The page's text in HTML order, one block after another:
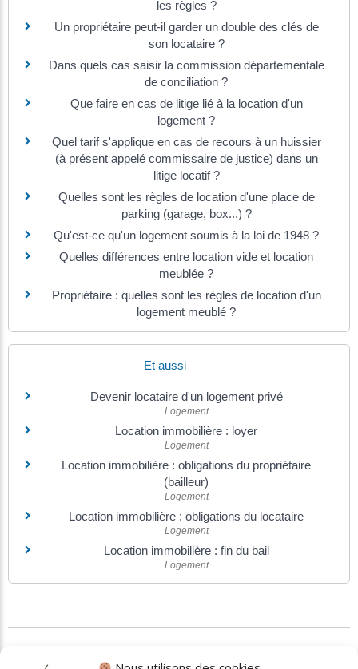
les règles ?
Un propriétaire peut-il garder un double des clés de
son locataire ?
Dans quels cas saisir la commission départementale
de conciliation ?
Que faire en cas de litige lié à la location d'un
logement ?
Quel tarif s'applique en cas de recours à un huissier
(à présent appelé commissaire de justice) dans un
litige locatif ?
Quelles sont les règles de location d'une place de
parking (garage, box...) ?
Qu'est-ce qu'un logement soumis à la loi de 1948 ?
Quelles différences entre location vide et location
meublée ?
Propriétaire : quelles sont les règles de location d'un
logement meublé ?
Et aussi
Devenir locataire d'un logement privé
Logement
Location immobilière : loyer
Logement
Location immobilière : obligations du propriétaire
(bailleur)
Logement
Location immobilière : obligations du locataire
Logement
Location immobilière : fin du bail
Logement